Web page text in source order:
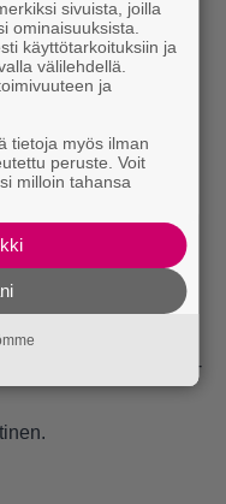
oot ollut joku 20 tai 21-
sivuista, joilla
ominaisuuksista.
käyttötarkoituksiin ja
välilehdellä.
ja
tietoja myös ilman
peruste. Voit
milloin tahansa